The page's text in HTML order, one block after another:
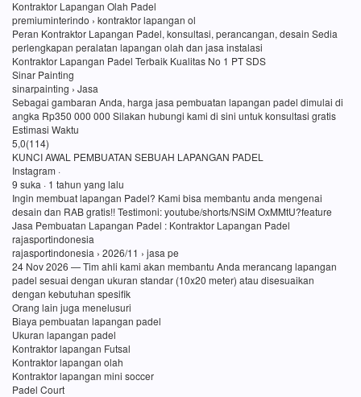
Kontraktor Lapangan Olah Padel
premiuminterindo › kontraktor lapangan ol
Peran Kontraktor Lapangan Padel, konsultasi, perancangan, desain Sedia
perlengkapan peralatan lapangan olah dan jasa instalasi
Kontraktor Lapangan Padel Terbaik Kualitas No 1 PT SDS
Sinar Painting
sinarpainting › Jasa
Sebagai gambaran Anda, harga jasa pembuatan lapangan padel dimulai di
angka Rp350 000 000 Silakan hubungi kami di sini untuk konsultasi gratis
Estimasi Waktu
5,0(114)
KUNCI AWAL PEMBUATAN SEBUAH LAPANGAN PADEL
Instagram ·
9 suka · 1 tahun yang lalu
Ingin membuat lapangan Padel? Kami bisa membantu anda mengenai
desain dan RAB gratis!! Testimoni: youtube/shorts/NSiM OxMMtU?feature
Jasa Pembuatan Lapangan Padel : Kontraktor Lapangan Padel
rajasportindonesia
rajasportindonesia › 2026/11 › jasa pe
24 Nov 2026 — Tim ahli kami akan membantu Anda merancang lapangan
padel sesuai dengan ukuran standar (10x20 meter) atau disesuaikan
dengan kebutuhan spesifik
Orang lain juga menelusuri
Biaya pembuatan lapangan padel
Ukuran lapangan padel
Kontraktor lapangan Futsal
Kontraktor lapangan olah
Kontraktor lapangan mini soccer
Padel Court